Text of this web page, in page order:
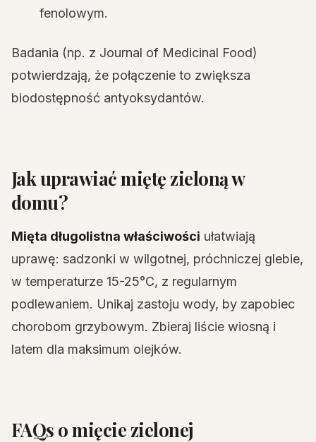
fenolowym.
Badania (np. z Journal of Medicinal Food)
potwierdzają, że połączenie to zwiększa
biodostępność antyoksydantów.
Jak uprawiać miętę zieloną w
domu?
Mięta długolistna właściwości ułatwiają
uprawę: sadzonki w wilgotnej, próchniczej glebie,
w temperaturze 15-25°C, z regularnym
podlewaniem. Unikaj zastoju wody, by zapobiec
chorobom grzybowym. Zbieraj liście wiosną i
latem dla maksimum olejków.
FAQs o mięcie zielonej